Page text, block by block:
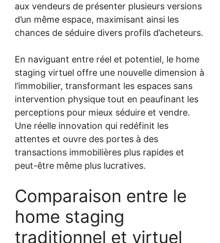
aux vendeurs de présenter plusieurs versions
d’un même espace, maximisant ainsi les
chances de séduire divers profils d’acheteurs.
En naviguant entre réel et potentiel, le home
staging virtuel offre une nouvelle dimension à
l’immobilier, transformant les espaces sans
intervention physique tout en peaufinant les
perceptions pour mieux séduire et vendre.
Une réelle innovation qui redéfinit les
attentes et ouvre des portes à des
transactions immobilières plus rapides et
peut-être même plus lucratives.
Comparaison entre le
home staging
traditionnel et virtuel